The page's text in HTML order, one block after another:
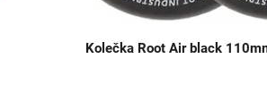
Kolečka Root Air black